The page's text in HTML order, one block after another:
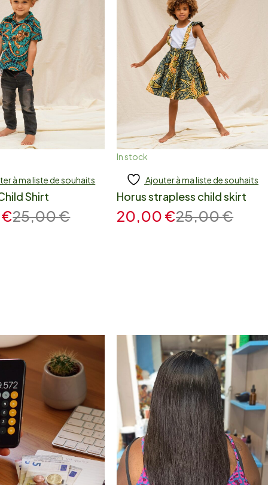
to cart
à ma liste de souhaits
Shirt
25,00€
€
In stock
Add to cart
Ajouter à ma liste de souhaits
Horus strapless child skirt
25,00€
20,00 €